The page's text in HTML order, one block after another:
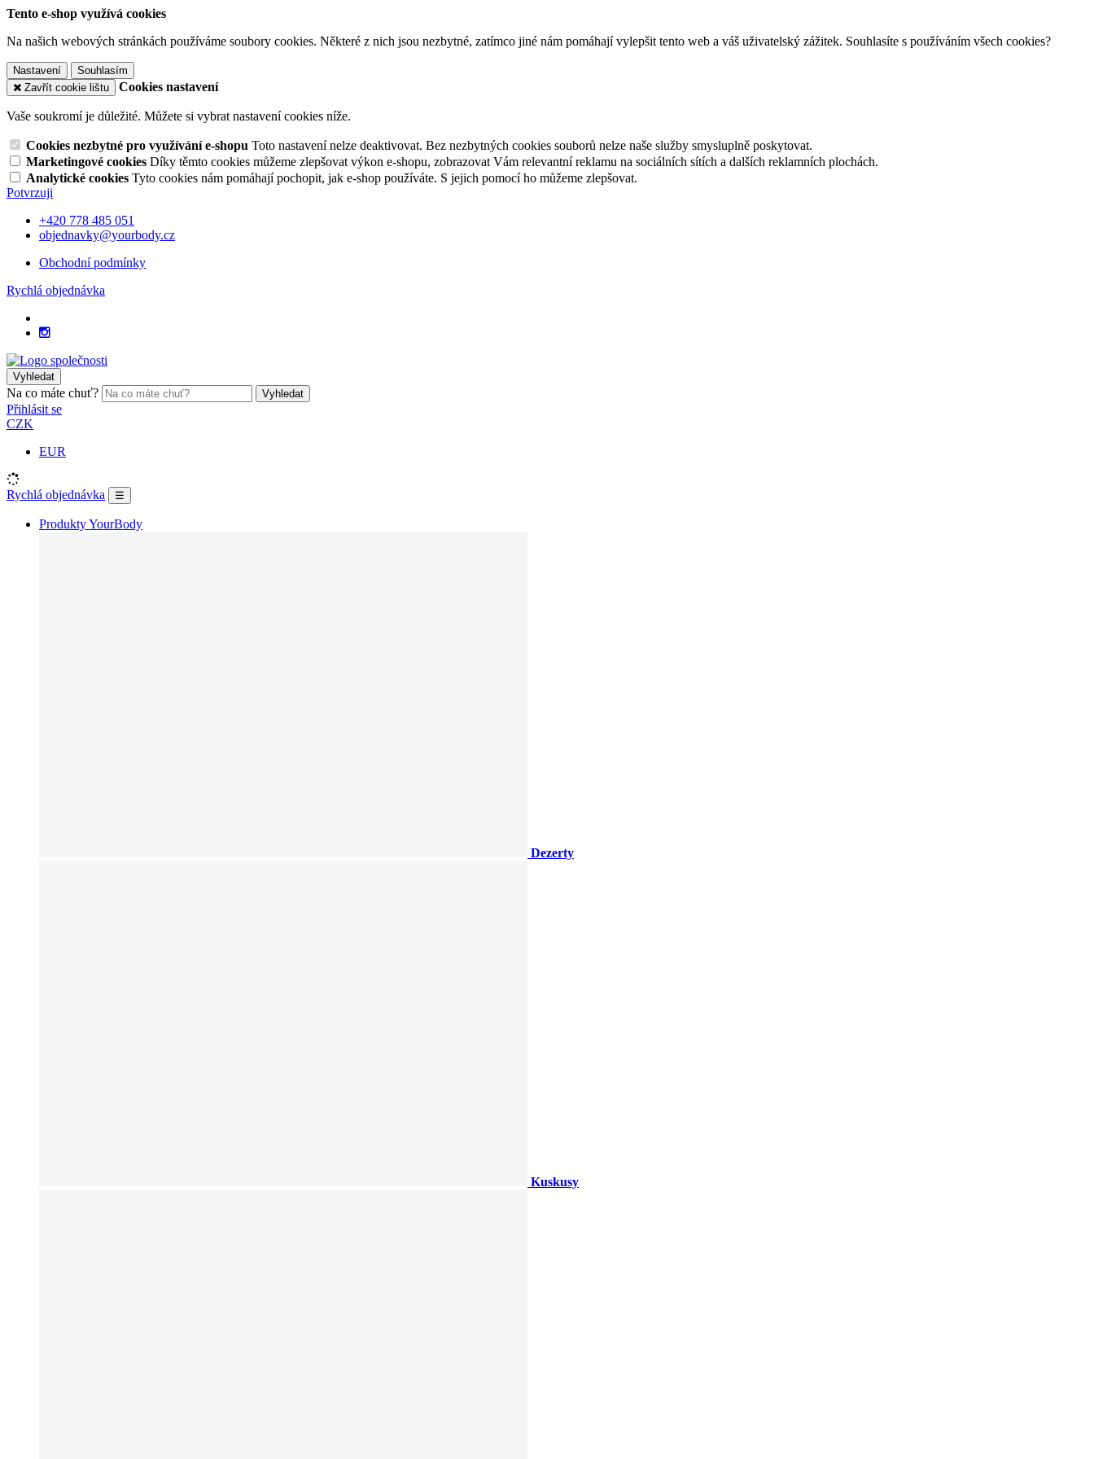
Tento e-shop využívá cookies
Na našich webových stránkách používáme soubory cookies. Některé z nich jsou nezbytné, zatímco jiné nám pomáhají vylepšit tento web a váš uživatelský zážitek. Souhlasíte s používáním všech cookies?
Nastavení
Souhlasím
Zavřít cookie lištu
Cookies nastavení
Vaše soukromí je důležité. Můžete si vybrat nastavení cookies níže.
Cookies nezbytné pro využívání e-shopu Toto nastavení nelze deaktivovat. Bez nezbytných cookies souborů nelze naše služby smysluplně poskytovat.
Marketingové cookies Díky těmto cookies můžeme zlepšovat výkon e-shopu, zobrazovat Vám relevantní reklamu na sociálních sítích a dalších reklamních plochách.
Analytické cookies Tyto cookies nám pomáhají pochopit, jak e-shop používáte. S jejich pomocí ho můžeme zlepšovat.
Potvrzuji
+420 778 485 051
objednavky@yourbody.cz
Obchodní podmínky
Rychlá objednávka
Vyhledat
Na co máte chuť? Vyhledat
Přihlásit se
CZK
EUR
Rychlá objednávka ☰
Produkty YourBody
Dezerty
Kuskusy